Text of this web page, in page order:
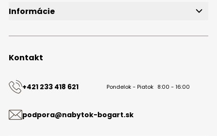
Informácie
Obchodné podmienky
Kontakt
Kontakt
+421 233 418 621 Pondelok - Piatok 8:00 - 16:00
podpora@nabytok-bogart.sk